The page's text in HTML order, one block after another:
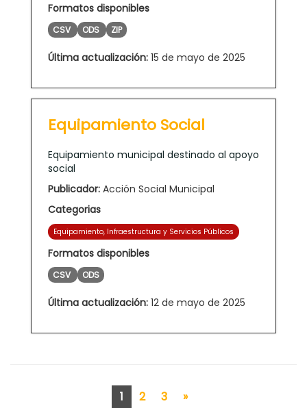
Formatos disponibles
CSV ODS ZIP
Última actualización: 15 de mayo de 2025
Equipamiento Social
Equipamiento municipal destinado al apoyo
social
Publicador: Acción Social Municipal
Categorias
Equipamiento, Infraestructura y Servicios Públicos
Formatos disponibles
CSV ODS
Última actualización: 12 de mayo de 2025
1 2 3 »